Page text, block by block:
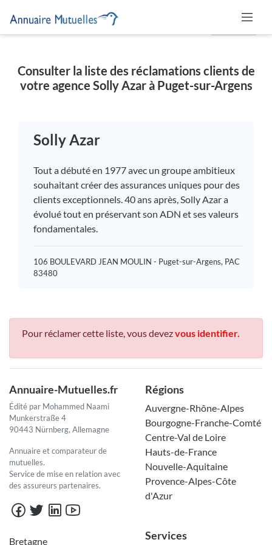
Consulter la liste des réclamations clients de
votre agence Solly Azar à Puget-sur-Argens
Solly Azar
Tout a débuté en 1977 avec un groupe ambitieux
souhaitant créer des assurances uniques pour des
clients exceptionnels. 40 ans après, Solly Azar a
évolué tout en préservant son ADN et ses valeurs
fondamentales.
106 BOULEVARD JEAN MOULIN - Puget-sur-Argens, PAC
83480
Pour réclamer cette liste, vous devezvous identifier.
Annuaire-Mutuelles.fr
Édité par Mohammed Naami
Munkerstraße 4
90443 Nürnberg, Allemagne
Annuaire et comparateur de
mutuelles.
Service de mise en relation avec
des assureurs partenaires.
Régions
Auvergne-Rhône-Alpes
Bourgogne-Franche-Comté
Centre-Val de Loire
Hauts-de-France
Nouvelle-Aquitaine
Provence-Alpes-Côte
d'Azur
Bretagne Services